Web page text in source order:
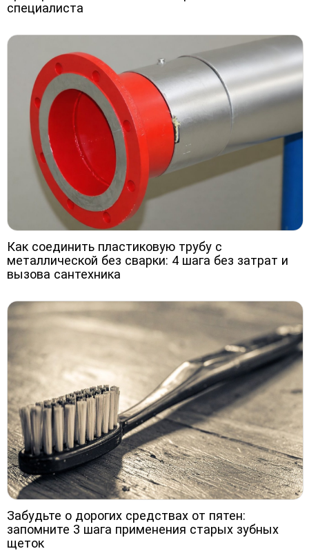
специалиста
Как соединить пластиковую трубу с
металлической без сварки: 4 шага без затрат и
вызова сантехника
Забудьте о дорогих средствах от пятен:
запомните 3 шага применения старых зубных
щеток